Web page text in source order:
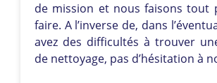
de mission et nous faisons tout
faire. A l’inverse de, dans
avez des difficultés à trouver
de nettoyage, pas d’hésitation à